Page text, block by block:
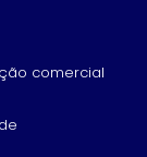
comercial